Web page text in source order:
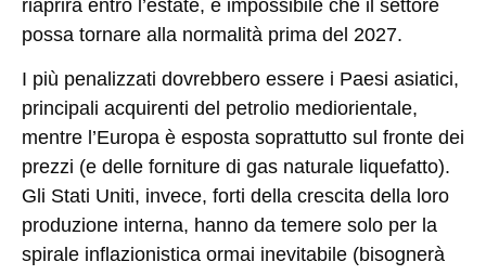
riaprirà entro l’estate, è impossibile che il settore
possa tornare alla normalità prima del 2027.
I più penalizzati dovrebbero essere i Paesi asiatici,
principali acquirenti del petrolio mediorientale,
mentre l’Europa è esposta soprattutto sul fronte dei
prezzi (e delle forniture di gas naturale liquefatto).
Gli Stati Uniti, invece, forti della crescita della loro
produzione interna, hanno da temere solo per la
spirale inflazionistica ormai inevitabile (bisognerà